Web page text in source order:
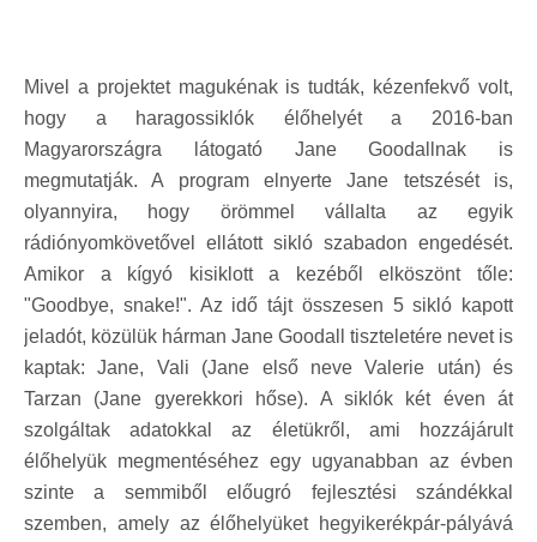
Mivel a projektet magukénak is tudták, kézenfekvő volt,
hogy a haragossiklók élőhelyét a 2016-ban
Magyarországra látogató Jane Goodallnak is
megmutatják. A program elnyerte Jane tetszését is,
olyannyira, hogy örömmel vállalta az egyik
rádiónyomkövetővel ellátott sikló szabadon engedését.
Amikor a kígyó kisiklott a kezéből elköszönt tőle:
"Goodbye, snake!". Az idő tájt összesen 5 sikló kapott
jeladót, közülük hárman Jane Goodall tiszteletére nevet is
kaptak: Jane, Vali (Jane első neve Valerie után) és
Tarzan (Jane gyerekkori hőse). A siklók két éven át
szolgáltak adatokkal az életükről, ami hozzájárult
élőhelyük megmentéséhez egy ugyanabban az évben
szinte a semmiből előugró fejlesztési szándékkal
szemben, amely az élőhelyüket hegyikerékpár-pályává